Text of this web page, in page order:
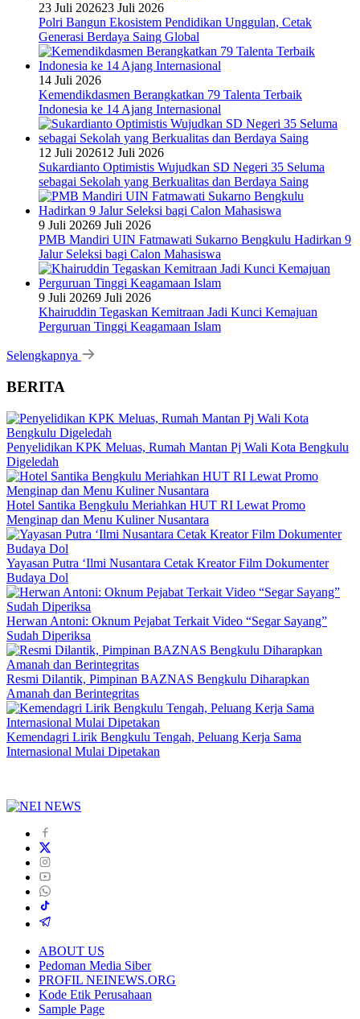
23 Juli 202623 Juli 2026
Polri Bangun Ekosistem Pendidikan Unggulan, Cetak
Generasi Berdaya Saing Global
14 Juli 2026
Kemendikdasmen Berangkatkan 79 Talenta Terbaik
Indonesia ke 14 Ajang Internasional
12 Juli 202612 Juli 2026
Sukardianto Optimistis Wujudkan SD Negeri 35 Seluma
sebagai Sekolah yang Berkualitas dan Berdaya Saing
9 Juli 20269 Juli 2026
PMB Mandiri UIN Fatmawati Sukarno Bengkulu Hadirkan 9
Jalur Seleksi bagi Calon Mahasiswa
9 Juli 20269 Juli 2026
Khairuddin Tegaskan Kemitraan Jadi Kunci Kemajuan
Perguruan Tinggi Keagamaan Islam
Selengkapnya
BERITA
Penyelidikan KPK Meluas, Rumah Mantan Pj Wali Kota Bengkulu
Digeledah
Hotel Santika Bengkulu Meriahkan HUT RI Lewat Promo
Menginap dan Menu Kuliner Nusantara
Yayasan Putra ‘Ilmi Nusantara Cetak Kreator Film Dokumenter
Budaya Dol
Herwan Antoni: Oknum Pejabat Terkait Video “Segar Sayang”
Sudah Diperiksa
Resmi Dilantik, Pimpinan BAZNAS Bengkulu Diharapkan
Amanah dan Berintegritas
Kemendagri Lirik Bengkulu Tengah, Peluang Kerja Sama
Internasional Mulai Dipetakan
ABOUT US
Pedoman Media Siber
PROFIL NEINEWS.ORG
Kode Etik Perusahaan
Sample Page